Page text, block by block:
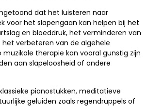
dat het luisteren naar
voor het slapengaan kan helpen bij het
en bloeddruk, het verminderen van
verbeteren van de algehele
muzikale therapie kan vooral gunstig zijn
aan slapeloosheid of andere
pianostukken, meditatieve
geluiden zoals regendruppels of